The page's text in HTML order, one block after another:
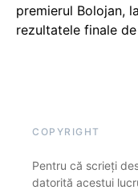
premierul Bolojan,
rezultatele finale
COPYRIGHT
Pentru că scrieți
datorită acestui